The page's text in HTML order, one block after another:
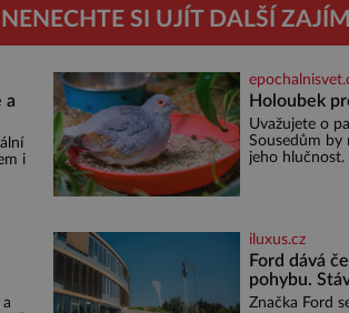
NENECHTE SI UJÍT DALŠÍ
a
i
Holoubek
Uvažujete o
Sousedům by
jeho
se o
ptáčka, který
posedává.
na zemi, kde
semínek Jeho
iluxus.cz
Ford dává
pohybu.
partnerem
Značka Ford